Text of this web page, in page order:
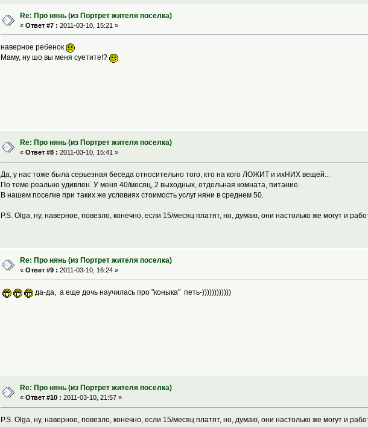
Re: Про нянь (из Портрет жителя поселка)
«Ответ #7 : 2011-03-10, 15:21 »
наверное ребенок
Маму, ну шо вы меня суетите!?
Re: Про нянь (из Портрет жителя поселка)
«Ответ #8 : 2011-03-10, 15:41 »
Да, у нас тоже была серьезная беседа относительно того, кто на кого ЛОЖИТ и ихНИХ вещей...
По теме реально удивлен. У меня 40/месяц, 2 выходных, отдельная комната, питание.
В нашем поселке при таких же условиях стоимость услуг няни в среднем 50.
P.S. Olga, ну, наверное, повезло, конечно, если 15/месяц платят, но, думаю, они настолько же могут и
Re: Про нянь (из Портрет жителя поселка)
«Ответ #9 : 2011-03-10, 16:24 »
да-да, а еще дочь научилась про "коныка" петь-))))))))))))
Re: Про нянь (из Портрет жителя поселка)
«Ответ #10 : 2011-03-10, 21:57 »
P.S. Olga, ну, наверное, повезло, конечно, если 15/месяц платят, но, думаю, они настолько же могут и